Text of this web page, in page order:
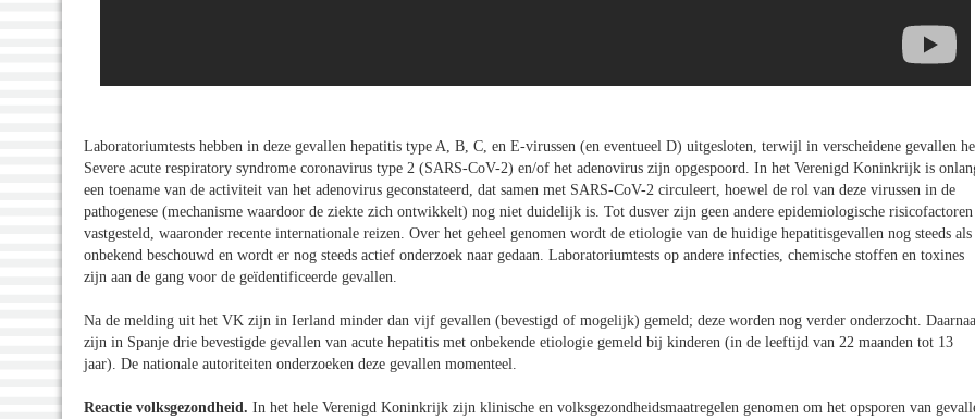
Laboratoriumtests hebben in deze gevallen hepatitis type A, B, C, en E-virussen (en eventueel D) uitgesloten, terwijl in verscheidene gevallen
Severe acute respiratory syndrome coronavirus type 2 (SARS-CoV-2) en/of het adenovirus zijn opgespoord. In het Verenigd Koninkrijk is
een toename van de activiteit van het adenovirus geconstateerd, dat samen met SARS-CoV-2 circuleert, hoewel de rol van deze virussen in de
pathogenese (mechanisme waardoor de ziekte zich ontwikkelt) nog niet duidelijk is. Tot dusver zijn geen andere epidemiologische risicofactoren
vastgesteld, waaronder recente internationale reizen. Over het geheel genomen wordt de etiologie van de huidige hepatitisgevallen nog steeds als
onbekend beschouwd en wordt er nog steeds actief onderzoek naar gedaan. Laboratoriumtests op andere infecties, chemische stoffen en toxines
zijn aan de gang voor de geïdentificeerde gevallen.
Na de melding uit het VK zijn in Ierland minder dan vijf gevallen (bevestigd of mogelijk) gemeld; deze worden nog verder onderzocht.
zijn in Spanje drie bevestigde gevallen van acute hepatitis met onbekende etiologie gemeld bij kinderen (in de leeftijd van 22 maanden tot 13
jaar). De nationale autoriteiten onderzoeken deze gevallen momenteel.
Reactie volksgezondheid. In het hele Verenigd Koninkrijk zijn klinische en volksgezondheidsmaatregelen genomen om het opsporen van